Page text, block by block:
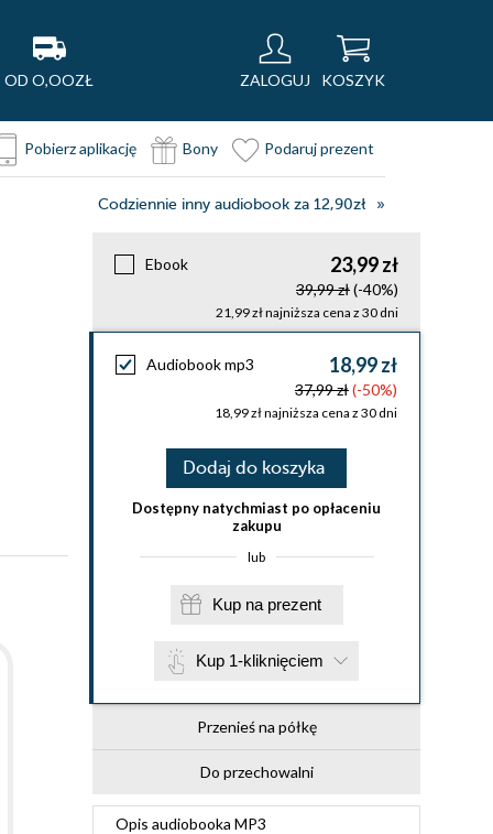
OD O,OOZŁ ZALOGUJ KOSZYK
Pobierz aplikację Bony Podaruj prezent
Codziennie inny audiobook za 12,90zł
Ebook 23,99 zł
39,99 zł(-40%)
21,99 zł najniższa cena z 30 dni
Audiobook mp3 18,99 zł
37,99 zł(-50%)
18,99 zł najniższa cena z 30 dni
Dodaj do koszyka
Dostępny natychmiast po opłaceniu
zakupu
lub
Kup na prezent
Kup 1-kliknięciem
Przenieś na półkę
Do przechowalni
Opis audiobooka MP3